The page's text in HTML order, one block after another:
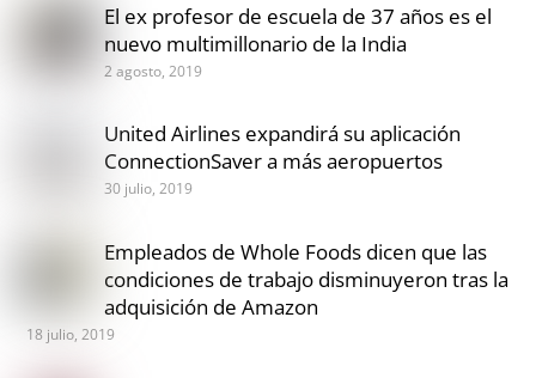
El ex profesor de escuela de 37 años es el
nuevo multimillonario de la India
2 agosto, 2019
United Airlines expandirá su aplicación
ConnectionSaver a más aeropuertos
30 julio, 2019
Empleados de Whole Foods dicen que las
condiciones de trabajo disminuyeron tras la
adquisición de Amazon
18 julio, 2019